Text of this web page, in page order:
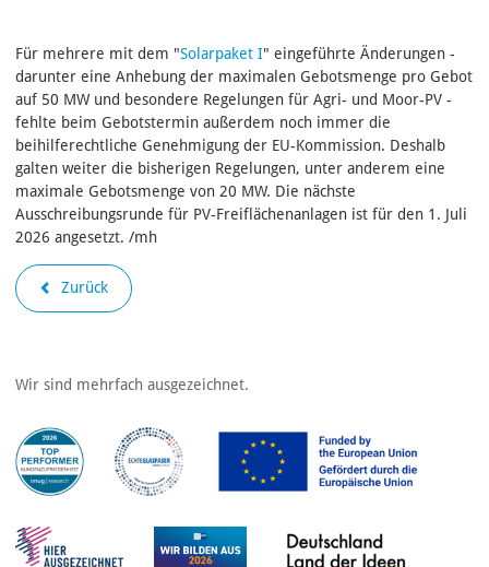
Für mehrere mit dem "Solarpaket I" eingeführte Änderungen -
darunter eine Anhebung der maximalen Gebotsmenge pro Gebot
auf 50 MW und besondere Regelungen für Agri- und Moor-PV -
fehlte beim Gebotstermin außerdem noch immer die
beihilferechtliche Genehmigung der EU-Kommission. Deshalb
galten weiter die bisherigen Regelungen, unter anderem eine
maximale Gebotsmenge von 20 MW. Die nächste
Ausschreibungsrunde für PV‑Freiflächenanlagen ist für den 1. Juli
2026 angesetzt. /mh
Zurück
Wir sind mehrfach ausgezeichnet.